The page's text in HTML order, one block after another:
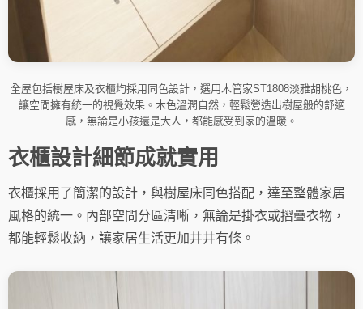
全屋包括樹屋床及衣櫃均採用同色設計，選用木管家ST1808淡雅胡桃色，
讓空間擁有統一的視覺效果。木色溫潤自然，輕鬆營造出樹屋般的舒適
感，無論是小孩還是大人，都能感受到家的溫暖。
衣櫃設計細節成就實用
衣櫃採用了簡潔的設計，與樹屋床同色搭配，達至整體家居
風格的統一。內部空間分區清晰，無論是掛衣或摺疊衣物，
都能輕鬆收納，讓家居生活更加井井有條。